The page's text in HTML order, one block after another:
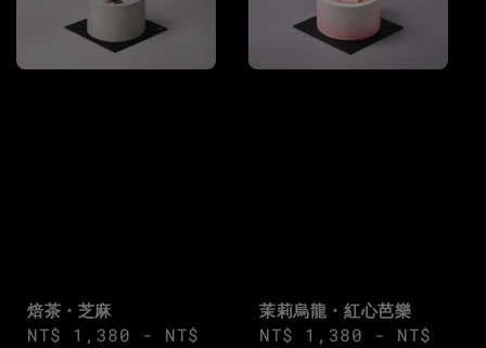
焙茶・芝麻
Regular
NT$ 1,380 - NT$
茉莉烏龍・紅心芭樂
Regular
NT$ 1,380 - NT$